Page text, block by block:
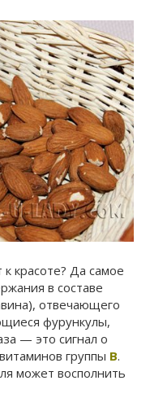
красоте? Да самое
в составе
отвечающего
фурункулы,
— это сигнал о
группы В.
может восполнить